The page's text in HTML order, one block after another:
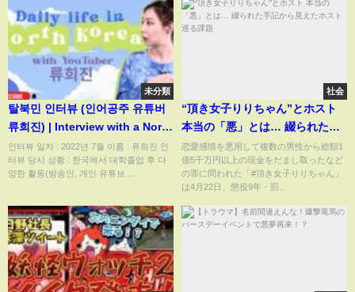
未分類
탈북민 인터뷰 (인어공주 유튜버
류희진) | Interview with a North
Korean defector (Ryu Hee-jin)
인터뷰 일자 : 2022년 7월 이름 : 류희진 인
터뷰 당시 상황 : 한국에서 대학졸업 후 다
양한 활동(방송인, 개인 유튜브 ...
社会
“頂き女子りりちゃん”とホスト
本当の「悪」とは… 綴られた手
記から見えたホスト巡る課題
恋愛感情を悪用して複数の男性から総額1
億5千万円以上の現金をだまし取ったなど
の罪に問われた「#頂き女子りりちゃん」
は4月22日、懲役9年・罰...